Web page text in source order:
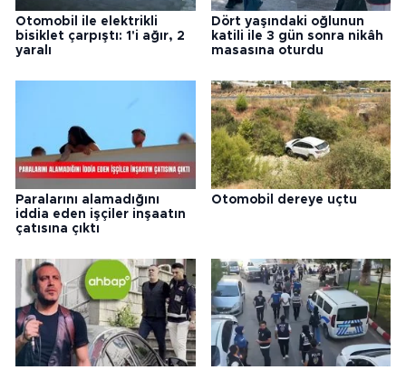
Otomobil ile elektrikli
bisiklet çarpıştı: 1'i ağır, 2
yaralı
Dört yaşındaki oğlunun
katili ile 3 gün sonra nikâh
masasına oturdu
Paralarını alamadığını
iddia eden işçiler inşaatın
çatısına çıktı
Otomobil dereye uçtu